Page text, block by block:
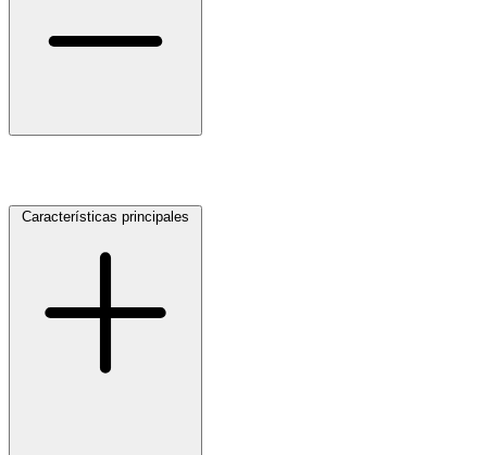
Características principales